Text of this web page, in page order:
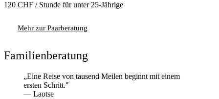
120 CHF / Stunde für unter 25-Jährige
Mehr zur Paarberatung
Familienberatung
„Eine Reise von tausend Meilen beginnt mit einem
ersten Schritt."
— Laotse